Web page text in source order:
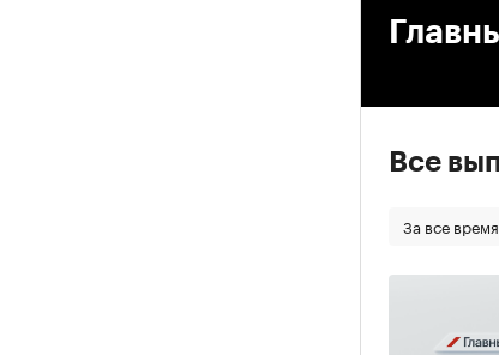
Все
За все время